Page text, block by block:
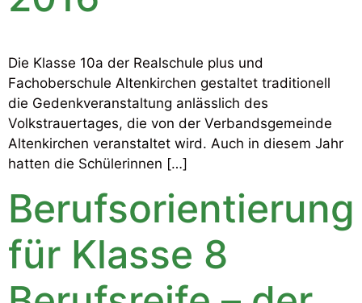
Die Klasse 10a der Realschule plus und
Fachoberschule Altenkirchen gestaltet traditionell
die Gedenkveranstaltung anlässlich des
Volkstrauertages, die von der Verbandsgemeinde
Altenkirchen veranstaltet wird. Auch in diesem Jahr
hatten die Schülerinnen […]
Berufsorientierung
für Klasse 8